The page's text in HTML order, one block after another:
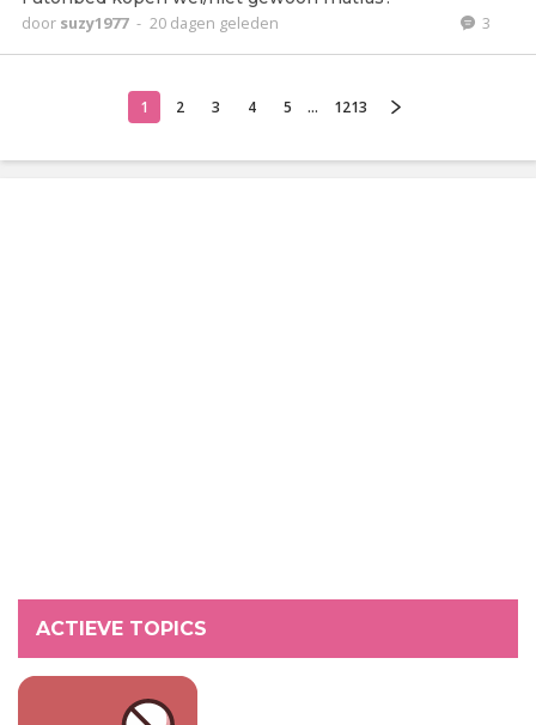
door suzy1977 - 20 dagen geleden 3
1 2 3 4 5 ... 1213
ACTIEVE TOPICS